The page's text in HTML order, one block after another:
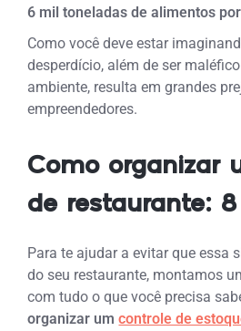
6 mil toneladas de alimentos
Como você deve estar
desperdício, além de ser
ambiente, resulta em grandes
empreendedores.
Como organizar
de restaurante:
Para te ajudar a evitar que essa
do seu restaurante, montamos
com tudo o que você precisa
organizar umcontrole de